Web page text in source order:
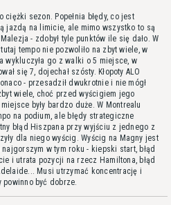
ciężki sezon. Popełnia błędy, co jest
jazdą na limicie, ale mimo wszystko to są
- zdobył tyle punktów ile się dało. W
tempo nie pozwoliło na zbyt wiele, w
wykluczyła go z walki o 5 miejsce, w
się 7, dojechał szósty. Kłopoty ALO
- przesadził dwukrotnie i nie mógł
wiele, choć przed wyścigiem jego
były bardzo duże. W Montrealu
na podium, ale błędy strategiczne
błąd Hiszpana przy wyjściu z jednego z
dla niego wyścig. Wyścig na Magny jest
w tym roku - kiepski start, błąd
i utrata pozycji na rzecz Hamiltona, błąd
Musi utrzymać koncentrację i
powinno być dobrze.